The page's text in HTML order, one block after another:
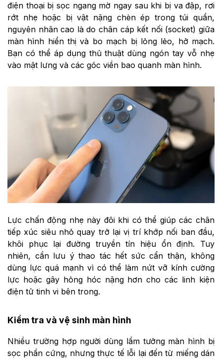
điện thoại bị sọc ngang mờ ngay sau khi bị va đập, rơi
rớt nhẹ hoặc bị vật nặng chèn ép trong túi quần,
nguyên nhân cao là do chân cáp kết nối (socket) giữa
màn hình hiển thị và bo mạch bị lỏng lẻo, hở mạch.
Bạn có thể áp dụng thủ thuật dùng ngón tay vỗ nhẹ
vào mặt lưng và các góc viền bao quanh màn hình.
Lực chấn động nhẹ này đôi khi có thể giúp các chân
tiếp xúc siêu nhỏ quay trở lại vị trí khớp nối ban đầu,
khôi phục lại đường truyền tín hiệu ổn định. Tuy
nhiên, cần lưu ý thao tác hết sức cẩn thận, không
dùng lực quá mạnh vì có thể làm nứt vỡ kính cường
lực hoặc gây hỏng hóc nặng hơn cho các linh kiện
điện tử tinh vi bên trong.
Kiểm tra và vệ sinh màn hình
Nhiều trường hợp người dùng lầm tưởng màn hình bị
sọc phần cứng, nhưng thực tế lỗi lại đến từ miếng dán